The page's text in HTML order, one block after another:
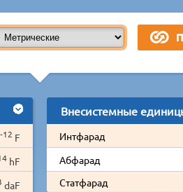
-12 F
hF
daF
Внесистемные
Интфарад
Абфарад
Статфарад